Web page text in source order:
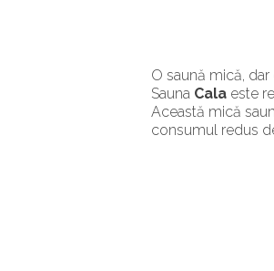
O saună mică,
Sauna Cala este
Această mică
consumul redus